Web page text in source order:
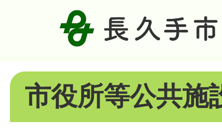
市役所等公共施